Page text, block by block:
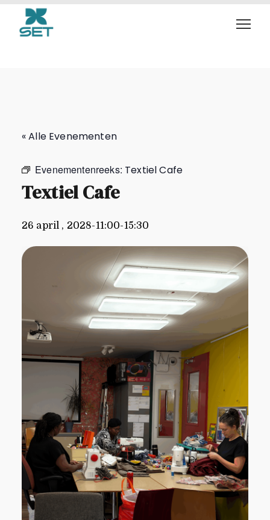
Textiel Cafe
« Alle Evenementen
Evenementenreeks: Textiel Cafe
Textiel Cafe
26 april , 2028-11:00-15:30